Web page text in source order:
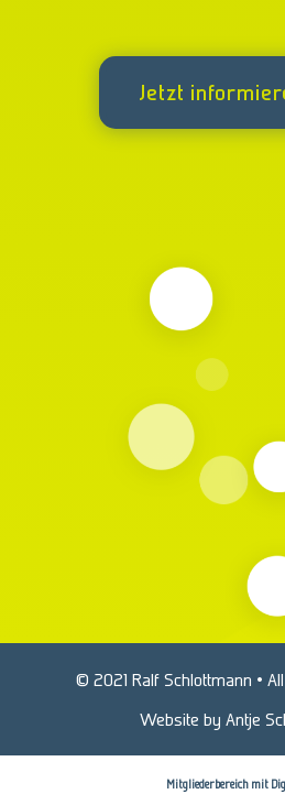
Jetzt
© 2021 Ralf Schlottmann •
Website by Antje
Mitgliederbereich mit